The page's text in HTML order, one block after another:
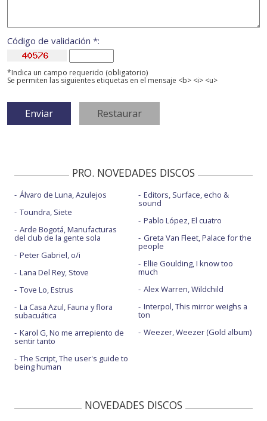
Código de validación *:
*Indica un campo requerido (obligatorio)
Se permiten las siguientes etiquetas en el mensaje <b> <i> <u>
PRO. NOVEDADES DISCOS
Álvaro de Luna, Azulejos
Toundra, Siete
Arde Bogotá, Manufacturas
del club de la gente sola
Peter Gabriel, o/i
Lana Del Rey, Stove
Tove Lo, Estrus
La Casa Azul, Fauna y flora
subacuática
Karol G, No me arrepiento de
sentir tanto
The Script, The user's guide to
being human
Editors, Surface, echo &
sound
Pablo López, El cuatro
Greta Van Fleet, Palace for the
people
Ellie Goulding, I know too
much
Alex Warren, Wildchild
Interpol, This mirror weighs a
ton
Weezer, Weezer (Gold album)
NOVEDADES DISCOS